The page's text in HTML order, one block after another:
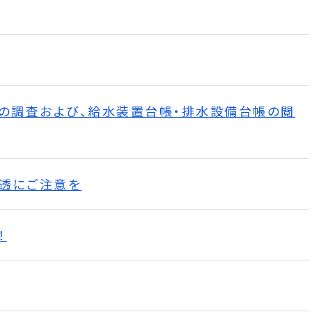
調査および、給水装置台帳・排水設備台帳の閲
にご注意を